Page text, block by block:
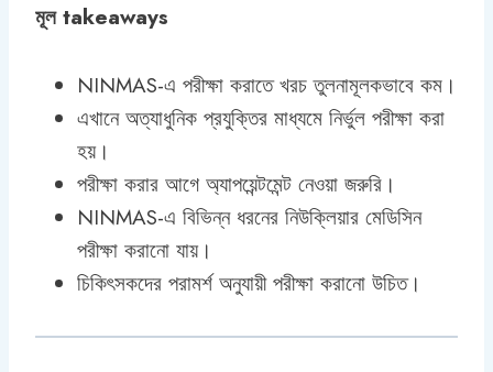
মূল takeaways
NINMAS-এ পরীক্ষা করাতে খরচ তুলনামূলকভাবে কম।
এখানে অত্যাধুনিক প্রযুক্তির মাধ্যমে নির্ভুল পরীক্ষা করা
হয়।
পরীক্ষা করার আগে অ্যাপয়েন্টমেন্ট নেওয়া জরুরি।
NINMAS-এ বিভিন্ন ধরনের নিউক্লিয়ার মেডিসিন
পরীক্ষা করানো যায়।
চিকিৎসকদের পরামর্শ অনুযায়ী পরীক্ষা করানো উচিত।